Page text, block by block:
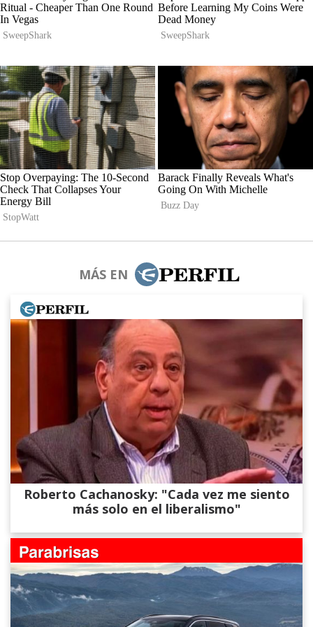
MÁS EN
Roberto Cachanosky: "Cada vez me siento
más solo en el liberalismo"